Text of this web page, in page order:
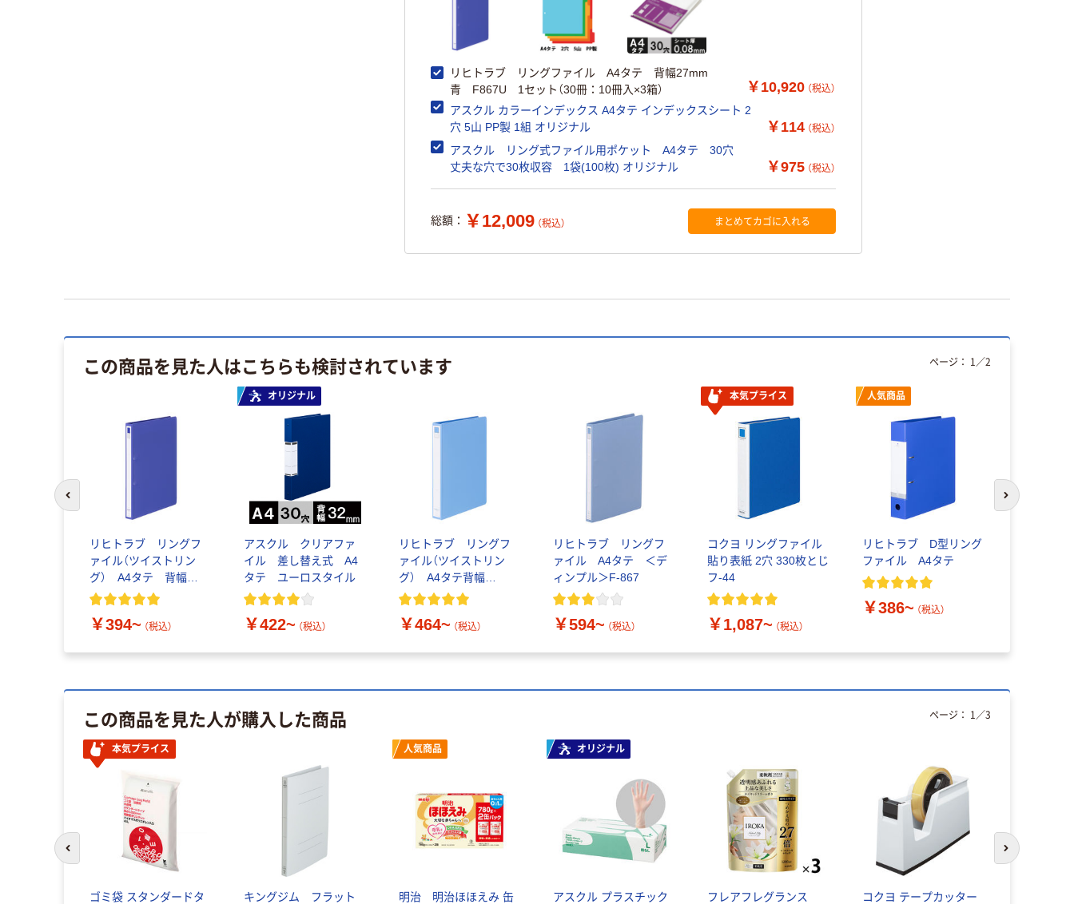
リヒトラブ リングファイル A4タテ 背幅27mm
青 F867U 1セット（30冊：10冊入×3箱）
￥10,920 （税込）
アスクル カラーインデックス A4タテ インデックスシート 2
穴 5山 PP製 1組 オリジナル
￥114 （税込）
アスクル リング式ファイル用ポケット A4タテ 30穴
丈夫な穴で30枚収容 1袋(100枚) オリジナル
￥975 （税込）
総額： ￥12,009 （税込） まとめてカゴに入れる
この商品を見た人はこちらも検討されています
リヒトラブ リングフ
ァイル（ツイストリン
グ） A4タテ 背幅
27mm ＜カドロック＆
867U
￥394~ （税込）
オリジナル
アスクル クリアファ
イル 差し替え式 A4
タテ ユーロスタイル
￥422~ （税込）
リヒトラブ リングフ
ァイル（ツイストリン
グ） A4タテ背幅
36mm ＜カドロック＆
877U
￥464~ （税込）
リヒトラブ リングフ
ァイル A4タテ ＜デ
ィンプル＞F-867
￥594~ （税込）
本気プライス
コクヨ リングファイル
貼り表紙 2穴 330枚とじ
フ-44
￥1,087~ （税込）
人気商品
リヒトラブ D型リング
ファイル A4タテ
￥386~ （税込）
ページ： 1 ／2
次のスライド
この商品を見た人が購入した商品
本気プライス
ゴミ袋 スタンダードタ
キングジム フラット
人気商品
明治 明治ほほえみ 缶
オリジナル
アスクル プラスチック
フレアフレグランス
コクヨ テープカッター
ページ： 1 ／3
前のスライドへ 次のスライド